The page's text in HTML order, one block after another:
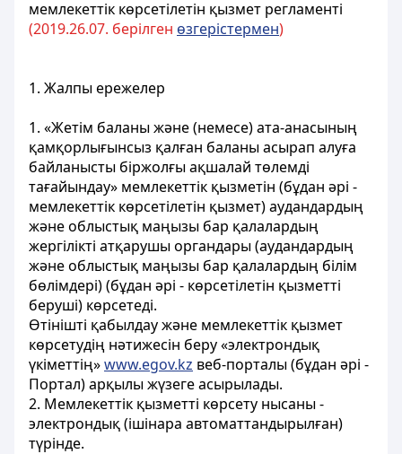
мемлекеттік көрсетілетін қызмет регламенті
(2019.26.07. берілген өзгерістермен)
1. Жалпы ережелер
1. «Жетім баланы және (немесе) ата-анасының
қамқорлығынсыз қалған баланы асырап алуға
байланысты біржолғы ақшалай төлемді
тағайындау» мемлекеттік қызметін (бұдан әрі -
мемлекеттік көрсетілетін қызмет) аудандардың
және облыстық маңызы бар қалалардың
жергілікті атқарушы органдары (аудандардың
және облыстық маңызы бар қалалардың білім
бөлімдері) (бұдан әрі - көрсетілетін қызметті
беруші) көрсетеді.
Өтiнiштi қабылдау және мемлекеттiк қызмет
көрсетудің нәтижесiн беру «электрондық
үкіметтің»www.еgоv.kz веб-порталы (бұдан әрі -
Портал) арқылы жүзеге асырылады.
2. Мемлекеттік қызметті көрсету нысаны -
электрондық (ішінара автоматтандырылған)
түрінде.